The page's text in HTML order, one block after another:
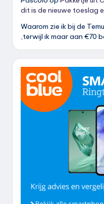
dit is de nieuwe toeslag
Waarom zie ik bij de
,terwijl ik maar aan €70